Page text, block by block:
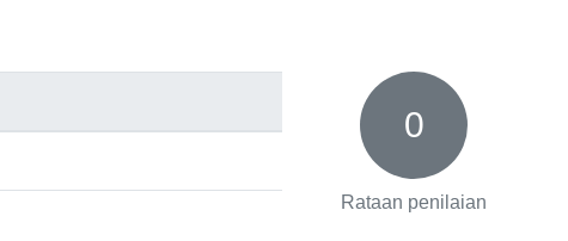
0
Rataan penilaian